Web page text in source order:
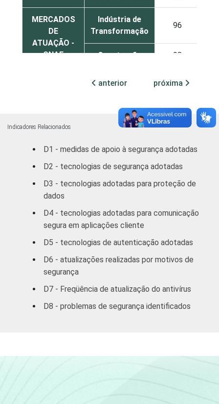
MERCADOS
DE
ATUAÇÃO -
CNAE
Indústria de
Transformação
96
Construção 98
Comércio;
automotores,
objetos
e domésticos
98
Transporte,
Armazenagem
Comunicações
imobiliárias,
aluguéis e
empresas
99
CNAE 1.0: seção D, F, G, H, I, K e a seção O
anterior próxima
Indicadores Relacionados
D1 - medidas de apoio à segurança adotadas
D2 - tecnologias de segurança adotadas
D3 - tecnologias adotadas para proteção de
dados
D4 - tecnologias adotadas para comunicação
segura em aplicações cliente
D5 - tecnologias de autenticação adotadas
D6 - atualizações realizadas por motivos de
segurança
D7 - Freqüência de atualização do antivírus
D8 - problemas de segurança identificados